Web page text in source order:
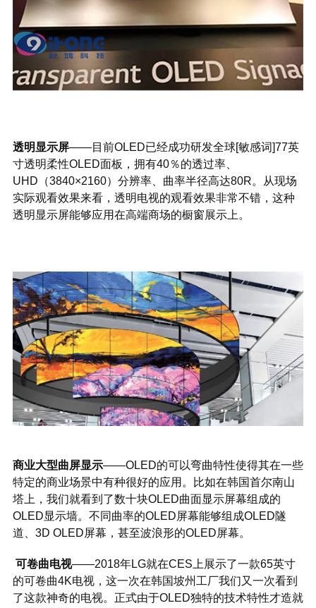
透明显示屏——目前OLED已经成功研发全球[敏感词]77英
寸透明柔性OLED面板，拥有40％的透过率、
UHD（3840×2160）分辨率、曲率半径高达80R。从现场
实际观看效果来看，透明电视的观看效果非常不错，这种
透明显示屏能够应用在高端商场的橱窗展示上。
商业大型曲屏显示——OLED的可以弯曲特性使得其在一些
特定的商业场景中有种很好的应用。比如在韩国首尔南山
塔上，我们就看到了数十块OLED曲面显示屏幕组成的
OLED显示墙。不同曲率的OLED屏幕能够组成OLED隧
道、3D OLED屏幕，甚至波浪形的OLED屏幕。
可卷曲电视——2018年LG就在CES上展示了一款65英寸
的可卷曲4K电视，这一次在韩国坡州工厂我们又一次看到
了这款神奇的电视。正式由于OLED独特的技术特性才造就